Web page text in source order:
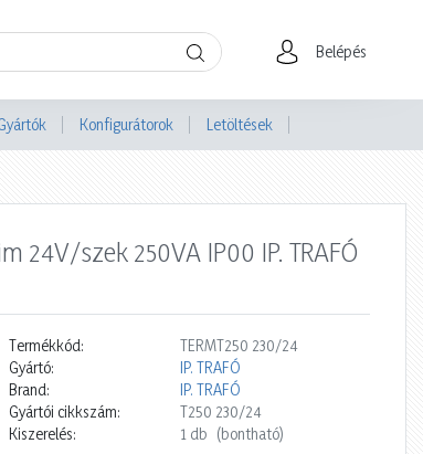
Belépés
Konfigurátorok Letöltések
szek 250VA IP00 IP. TRAFÓ
Termékkód:
TERMT250 230/24
Gyártó:
IP. TRAFÓ
Brand:
IP. TRAFÓ
Gyártói cikkszám:
T250 230/24
Kiszerelés:
1 db (bontható)